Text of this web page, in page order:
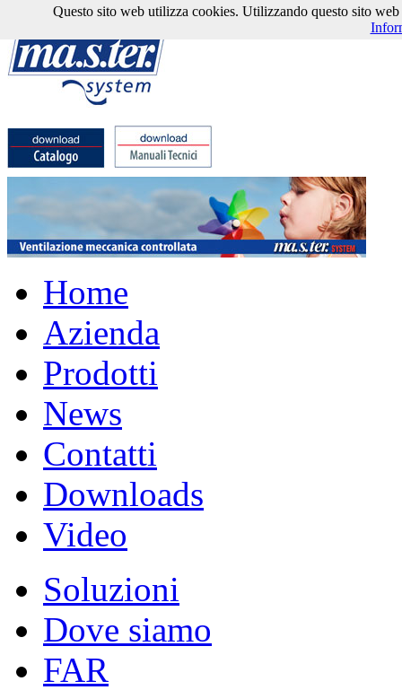
Home
Azienda
Prodotti
News
Contatti
Downloads
Video
Soluzioni
Dove siamo
FAR
Questo sito web utilizza cookies. Utilizzando questo sito